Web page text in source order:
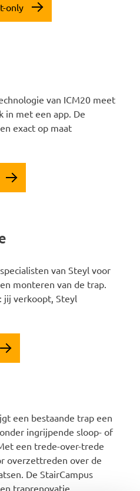
only
van ICM20 meet
in met een app. De
exact op maat
van Steyl voor
monteren van de trap.
jij verkoopt, Steyl
een bestaande trap een
ingrijpende sloop- of
een trede-over-trede
overzettreden over de
De StairCampus
traprenovatie